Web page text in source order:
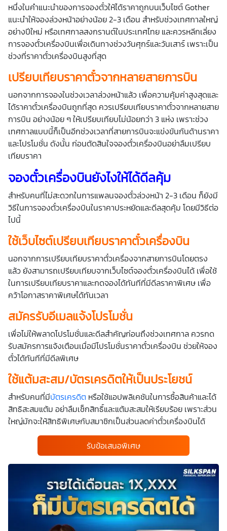
หนึ่งในคำแนะนำของการจองตั๋วให้ได้ราคาถูกบนเว็บไซต์ Gother
แนะนำให้จองล่วงหน้าอย่างน้อย 2-3 เดือน สำหรับช่วงเทศกาลใหญ่
อย่างปีใหม่ หรือเทศกาลสงกรานต์ในประเทศไทย และควรหลีกเลี่ยง
การจองตั๋วเครื่องบินเพื่อเดินทางช่วงวันศุกร์และวันเสาร์ เพราะเป็น
ช่วงที่ราคาตั๋วเครื่องบินสูงที่สุด
เปรียบเทียบราคาตั๋วจากหลายสายการบิน
นอกจากการจองในช่วงเวลาล่วงหน้าแล้ว เพื่อความคุ้มค่าสูงสุดและ
ได้ราคาตั๋วเครื่องบินถูกที่สุด ควรเปรียบเทียบราคาตั๋วจากหลายสาย
การบิน อย่างน้อย ๆ ให้เปรียบเทียบไม่น้อยกว่า 3 แห่ง เพราะช่วง
เทศกาลแบบนี้ก็เป็นอีกช่วงเวลาที่สายการบินจะแข่งขันกันด้านราคา
และโปรโมชั่น ดังนั้น ก่อนตัดสินใจจองตั๋วเครื่องบินอย่าลืมเปรียบ
เทียบราคา
จองตั๋วเครื่องบินยังไงให้ได้ดีลคุ้ม
สำหรับคนที่ไม่สะดวกในการแพลนจองตั๋วล่วงหน้า 2-3 เดือน ก็ยังมี
วิธีในการจองตั๋วเครื่องบินในราคาประหยัดและดีลสุดคุ้ม โดยมีวิธีต่อ
ไปนี้
ใช้เว็บไซต์เปรียบเทียบราคาตั๋วเครื่องบิน
นอกจากการเปรียบเทียบราคาตั๋วเครื่องจากสายการบินโดยตรง
แล้ว ยังสามารถเปรียบเทียบจากเว็บไซต์จองตั๋วเครื่องบินได้ เพื่อใช้
ในการเปรียบเทียบราคาและกดจองได้ทันทีที่มีดีลราคาพิเศษ เพื่อ
คว้าโอกาสราคาพิเศษได้ทันเวลา
สมัครรับอีเมลแจ้งโปรโมชั่น
เพื่อไม่ให้พลาดโปรโมชั่นและดีลสำคัญก่อนถึงช่วงเทศกาล ควรกด
รับสมัครการแจ้งเตือนเมื่อมีโปรโมชั่นราคาตั๋วเครื่องบิน ช่วยให้จอง
ตั๋วได้ทันทีที่มีดีลพิเศษ
ใช้แต้มสะสม/บัตรเครดิตให้เป็นประโยชน์
สำหรับคนที่มีบัตรเครดิต หรือใช้แอปพลิเคชันในการซื้อสินค้าและได้
สิทธิสะสมแต้ม อย่าลืมเช็กสิทธิ์และแต้มสะสมให้เรียบร้อย เพราะส่วน
ใหญ่มักจะให้สิทธิพิเศษกับสมาชิกเป็นส่วนลดค่าตั๋วเครื่องบินได้
รับข้อเสนอพิเศษ